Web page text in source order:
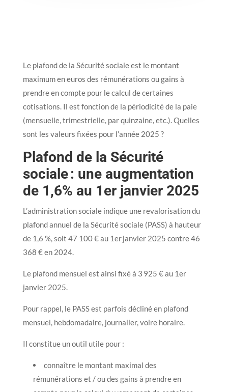
Le plafond de la Sécurité sociale est le montant
maximum en euros des rémunérations ou gains à
prendre en compte pour le calcul de certaines
cotisations. Il est fonction de la périodicité de la paie
(mensuelle, trimestrielle, par quinzaine, etc.). Quelles
sont les valeurs fixées pour l’année 2025 ?
Plafond de la Sécurité
sociale : une augmentation
de 1,6% au 1er janvier 2025
L’administration sociale indique une revalorisation du
plafond annuel de la Sécurité sociale (PASS) à hauteur
de 1,6 %, soit 47 100 € au 1er janvier 2025 contre 46
368 € en 2024.
Le plafond mensuel est ainsi fixé à 3 925 € au 1er
janvier 2025.
Pour rappel, le PASS est parfois décliné en plafond
mensuel, hebdomadaire, journalier, voire horaire.
Il constitue un outil utile pour :
connaître le montant maximal des
rémunérations et / ou des gains à prendre en